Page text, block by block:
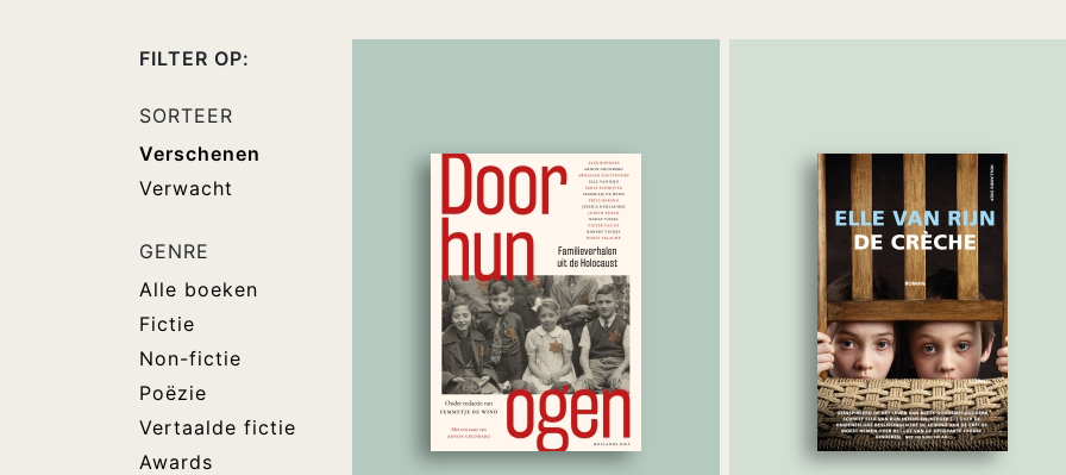
FILTER OP:
SORTEER
Verschenen
Verwacht
GENRE
Alle boeken
Fictie
Non-fictie
Poëzie
Vertaalde fictie
Awards